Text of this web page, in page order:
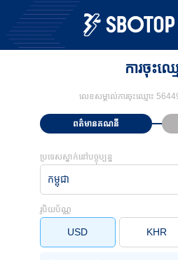
ការចុះឈ្
លេខសម្គាល់ការចុះឈ្មោះ
ព​ត៌​មាន​គណនី
ប្រទេសស្នាក់នៅបច្ចុប្បន្ន
កម្ពុជា
រូបិយប័ណ្ណ
USD KHR